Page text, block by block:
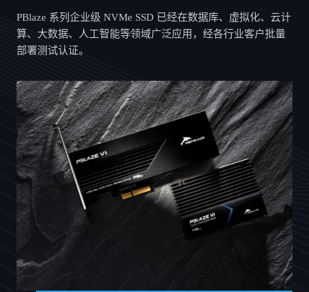
PBlaze 系列企业级 NVMe SSD 已经在数据库、虚拟化、云计
算、大数据、人工智能等领域广泛应用，经各行业客户批量
部署测试认证。